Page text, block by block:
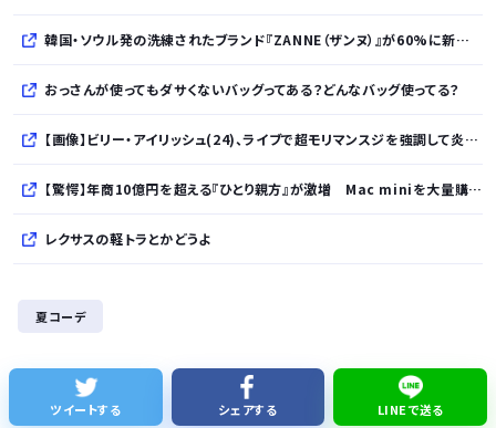
韓国・ソウル発の洗練されたブランド『ZANNE（ザンヌ）』が60%に新規入店、モダン×エフォートレスなコレクションを展開
おっさんが使ってもダサくないバッグってある？どんなバッグ使ってる？
【画像】ビリー・アイリッシュ(24)、ライブで超モリマンスジを強調して炎上ｗｗｗｗｗｗｗｗ
【驚愕】年商10億円を超える『ひとり親方』が激増 Mac miniを大量購入しAIを従業員に
レクサスの軽トラとかどうよ
完全新作『八つ墓村』、金田一は尾上松也、場面写真を一挙公開！
夏コーデ
ツイートする シェアする LINEで送る